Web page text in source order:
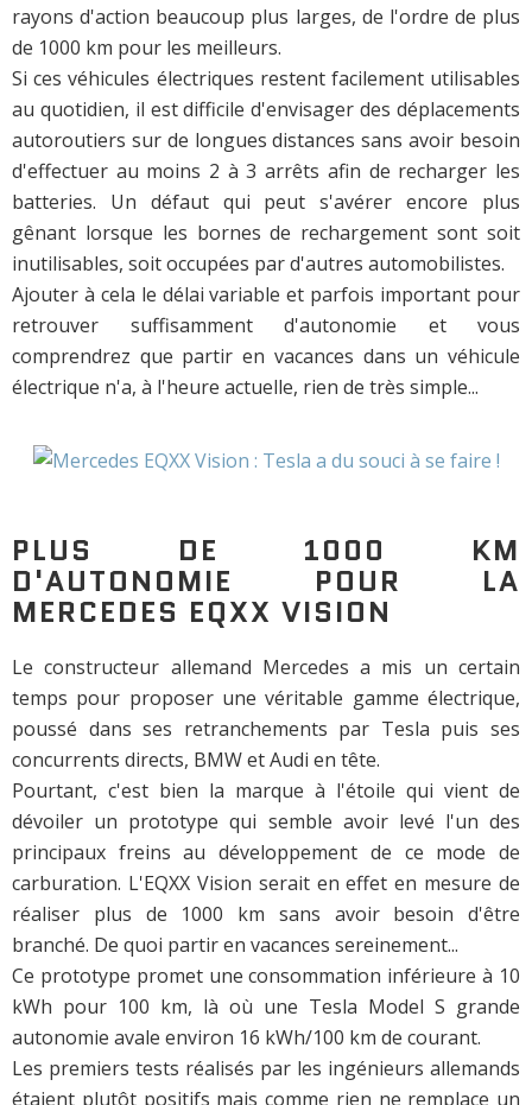
rayons d'action beaucoup plus larges, de l'ordre de plus
de 1000 km pour les meilleurs.
Si ces véhicules électriques restent facilement utilisables
au quotidien, il est difficile d'envisager des déplacements
autoroutiers sur de longues distances sans avoir besoin
d'effectuer au moins 2 à 3 arrêts afin de recharger les
batteries. Un défaut qui peut s'avérer encore plus
gênant lorsque les bornes de rechargement sont soit
inutilisables, soit occupées par d'autres automobilistes.
Ajouter à cela le délai variable et parfois important pour
retrouver suffisamment d'autonomie et vous
comprendrez que partir en vacances dans un véhicule
électrique n'a, à l'heure actuelle, rien de très simple...
PLUS DE 1000 KM
D'AUTONOMIE POUR LA
MERCEDES EQXX VISION
Le constructeur allemand Mercedes a mis un certain
temps pour proposer une véritable gamme électrique,
poussé dans ses retranchements par Tesla puis ses
concurrents directs, BMW et Audi en tête.
Pourtant, c'est bien la marque à l'étoile qui vient de
dévoiler un prototype qui semble avoir levé l'un des
principaux freins au développement de ce mode de
carburation. L'EQXX Vision serait en effet en mesure de
réaliser plus de 1000 km sans avoir besoin d'être
branché. De quoi partir en vacances sereinement...
Ce prototype promet une consommation inférieure à 10
kWh pour 100 km, là où une Tesla Model S grande
autonomie avale environ 16 kWh/100 km de courant.
Les premiers tests réalisés par les ingénieurs allemands
étaient plutôt positifs mais comme rien ne remplace un